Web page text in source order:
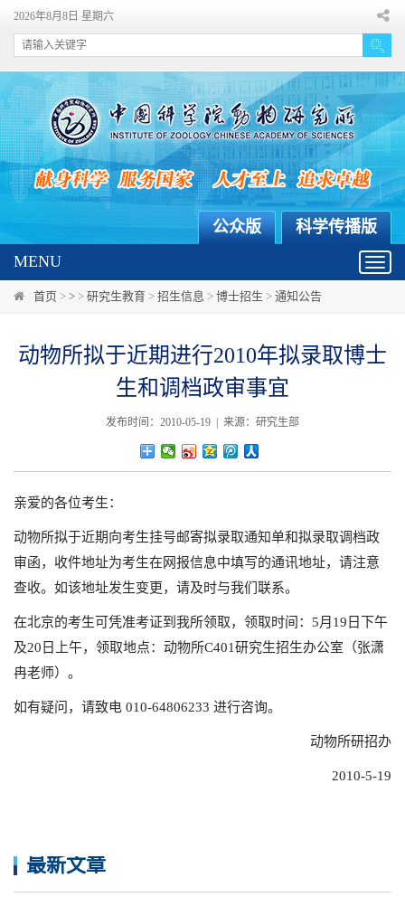
2026年8月8日 星期六
科学传播版
公众版
MENU
首页 > > > 研究生教育 > 招生信息 > 博士招生 > 通知公告
动物所拟于近期进行2010年拟录取博士
生和调档政审事宜
发布时间：2010-05-19 | 来源：研究生部
亲爱的各位考生：
动物所拟于近期向考生挂号邮寄拟录取通知单和拟录取调档政
审函，收件地址为考生在网报信息中填写的通讯地址，请注意
查收。如该地址发生变更，请及时与我们联系。
在北京的考生可凭准考证到我所领取，领取时间：5月19日下午
及20日上午，领取地点：动物所C401研究生招生办公室（张潇
冉老师）。
如有疑问，请致电 010-64806233 进行咨询。
动物所研招办
2010-5-19
最新文章